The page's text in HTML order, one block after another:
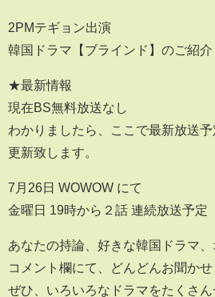
2PMテギョン出演
韓国ドラマ【ブラインド】のご紹介
★最新情報
現在BS無料放送なし
わかりましたら、ここで最新放送予
更新致します。
7月26日 WOWOW にて
金曜日 19時から２話 連続放送予定
あなたの持論、好きな韓国ドラマ
コメント欄にて、どんどんお聞かせ
ぜひ、いろいろなドラマをたくさん